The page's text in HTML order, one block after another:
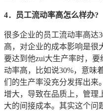
4．员工流动率高怎么样办?
很多企业的员工流动率高达
高，对企业的成本影响是很
要达到他zui大生产率时，
动率高，比如说30%，意味
们的生产率没充分发挥出来
增大，导致在品质上，管理
大的间接成本。其实这个问